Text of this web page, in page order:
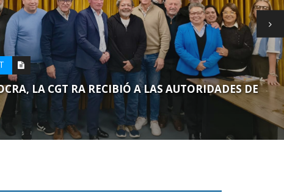
LA CGT RA RECIBIÓ A LAS AUTORIDADES DE